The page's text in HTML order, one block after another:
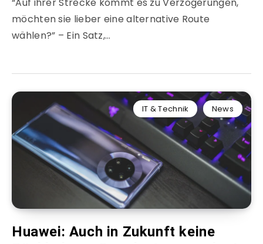
“Auf ihrer Strecke kommt es zu Verzögerungen,
möchten sie lieber eine alternative Route
wählen?” – Ein Satz,…
IT & Technik News
Huawei: Auch in Zukunft keine